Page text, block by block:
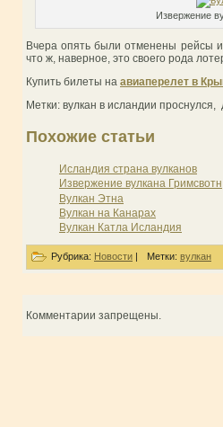
Извержение
Вчера опять были отменены рейсы
что ж, наверное, это своего рода
Купить билеты на авиаперелет в
Метки: вулкан в исландии
Похожие статьи
Исландия страна вулканов
Извержение вулкана Гримсвотн
Вулкан Этна
Вулкан на Канарах
Вулкан Катла Исландия
Рубрика: Новости Метки: вулкан
Комментарии запрещены.